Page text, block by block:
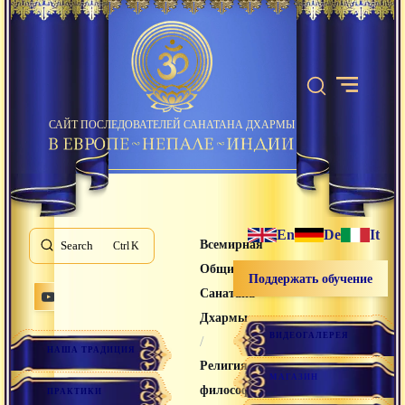
САЙТ ПОСЛЕДОВАТЕЛЕЙ САНАТАНА ДХАРМЫ
Search K
НАША ТРАДИЦИЯ
ПРАКТИКИ
Всемирная
Община
Санатана
Дхармы
/
Религия и
философия
En De It
Поддержать обучение
ВИДЕОГАЛЕРЕЯ
МАГАЗИН